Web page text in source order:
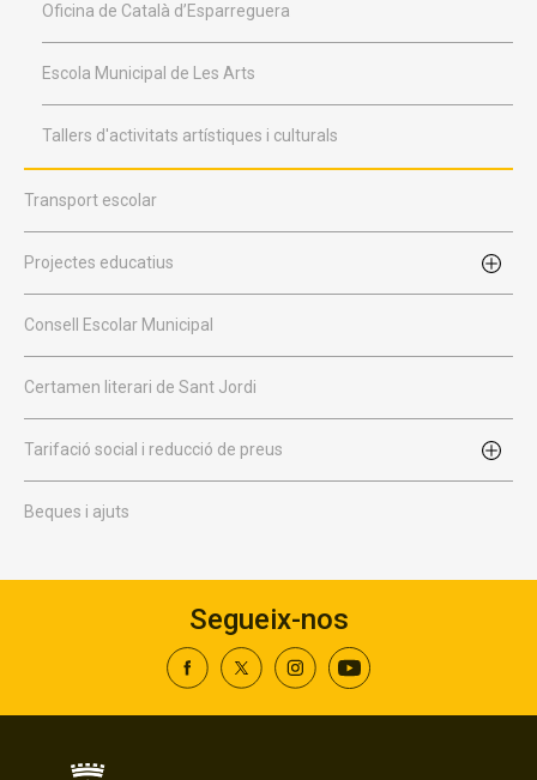
Oficina de Català d’Esparreguera
Escola Municipal de Les Arts
Tallers d'activitats artístiques i culturals
Transport escolar
Projectes educatius
Consell Escolar Municipal
Certamen literari de Sant Jordi
Tarifació social i reducció de preus
Beques i ajuts
Segueix-nos